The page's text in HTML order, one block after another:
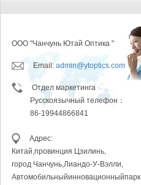
ООО "Чанчунь Ютай Оптика "
Email:admin@ytoptics.com
Отдел маркетинга
Русскоязычный телефон：
86-19944866841
Адрес:
Китай,провинция Цзилинь,
город Чанчунь,Лиандо-У-Вэлли,
Автомобильныйинновационныйпарк